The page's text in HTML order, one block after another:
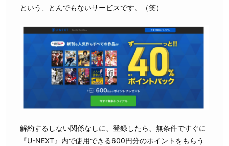
という、とんでもないサービスです。（笑）
解約するしない関係なしに、登録したら、無条件ですぐに
『U-NEXT』内で使用できる600円分のポイントをもらう